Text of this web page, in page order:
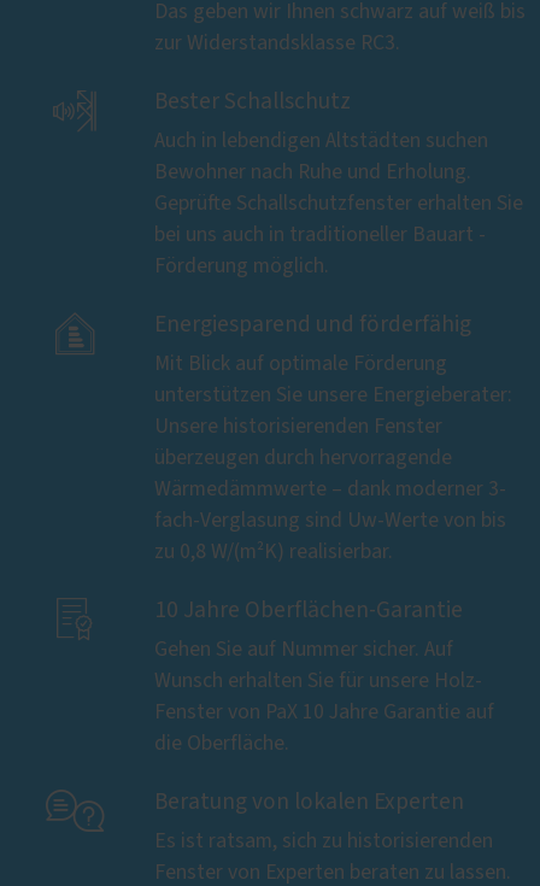
Das geben wir Ihnen schwarz auf weiß bis
zur Widerstandsklasse RC3.
 Bester Schallschutz
Auch in lebendigen Altstädten suchen
Bewohner nach Ruhe und Erholung.
Geprüfte Schallschutzfenster erhalten Sie
bei uns auch in traditioneller Bauart -
Förderung möglich.
 Energiesparend und förderfähig
Mit Blick auf optimale Förderung
unterstützen Sie unsere Energieberater:
Unsere historisierenden Fenster
überzeugen durch hervorragende
Wärmedämmwerte – dank moderner 3-
fach-Verglasung sind Uw-Werte von bis
zu 0,8 W/(m²K) realisierbar.
 10 Jahre Oberflächen-Garantie
Gehen Sie auf Nummer sicher. Auf
Wunsch erhalten Sie für unsere Holz-
Fenster von PaX 10 Jahre Garantie auf
die Oberfläche.
 Beratung von lokalen Experten
Es ist ratsam, sich zu historisierenden
Fenster von Experten beraten zu lassen.